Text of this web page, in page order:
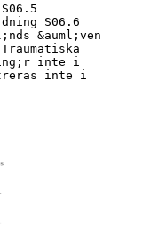
S06.6
&auml;ven
inte i
inte i